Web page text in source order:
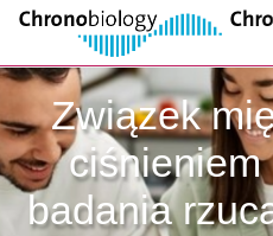
Związek
ciśnieniem
badania